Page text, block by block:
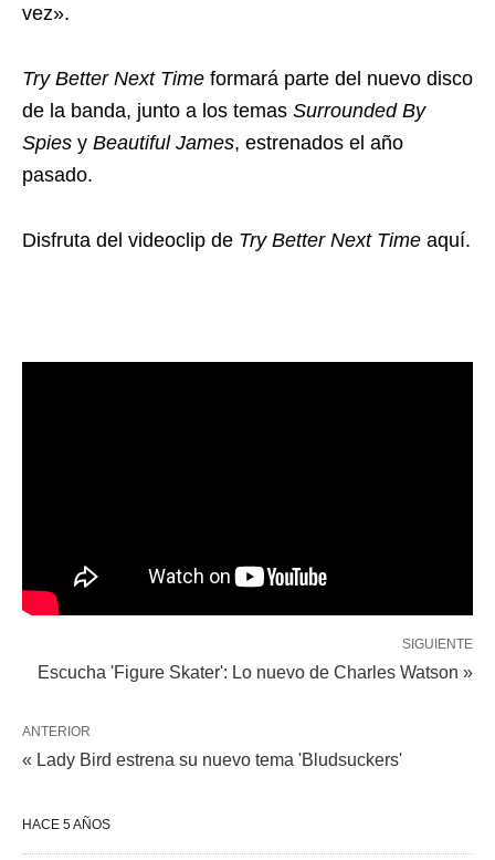
vez».
Try Better Next Time formará parte del nuevo disco
de la banda, junto a los temas Surrounded By
Spies y Beautiful James, estrenados el año
pasado.
Disfruta del videoclip de Try Better Next Time aquí.
SIGUIENTE
Escucha 'Figure Skater': Lo nuevo de Charles Watson »
ANTERIOR
« Lady Bird estrena su nuevo tema 'Bludsuckers'
HACE 5 AÑOS